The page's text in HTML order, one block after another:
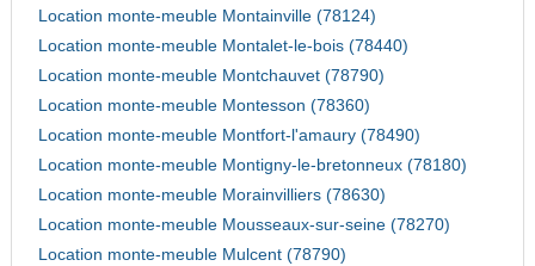
Location monte-meuble Montainville (78124)
Location monte-meuble Montalet-le-bois (78440)
Location monte-meuble Montchauvet (78790)
Location monte-meuble Montesson (78360)
Location monte-meuble Montfort-l'amaury (78490)
Location monte-meuble Montigny-le-bretonneux (78180)
Location monte-meuble Morainvilliers (78630)
Location monte-meuble Mousseaux-sur-seine (78270)
Location monte-meuble Mulcent (78790)